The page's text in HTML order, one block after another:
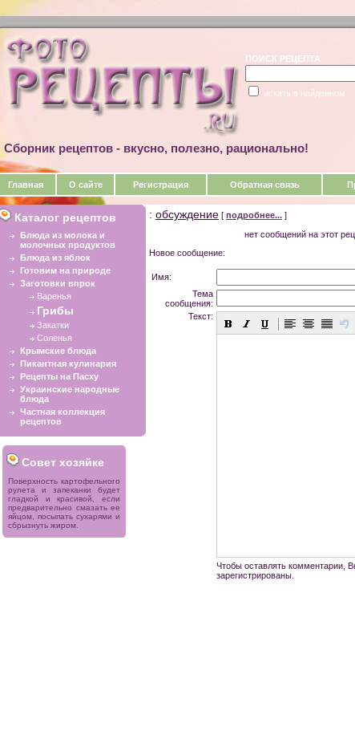
ПОИСК РЕЦЕПТА
искать в найденном
Сборник рецептов - вкусно, полезно, рационально!
Главная О сайте Регистрация Обратная связь
Каталог рецептов
Блюда из молока и
молочных продуктов
Блюда из яблок
Готовим на природе
Заготовки впрок
Варенья
Грибы
Закатки
Соленья
Крымские блюда
Пикантная кулинария
Рецепты на Пасху
Украинские народные
блюда
Частная коллекция
рецептов
Совет хозяйке
Поверхность картофельного
рулета и запеканки будет
гладкой и красивой, если
предварительно смазать ее
яйцом, посыпать сухарями и
сбрызнуть жиром.
: обсуждение [ подробнее... ]
нет сообщений на этот
Новое сообщение:
Имя:
Тема
сообщения:
Текст:
Чтобы оставлять комментарии,
зарегистрированы.